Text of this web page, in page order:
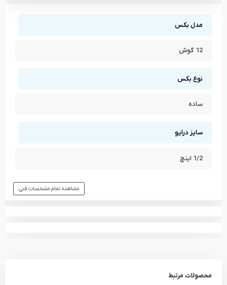
مدل بکس
12 گوش
نوع بکس
ساده
سایز درایو
1/2 اینچ
مشاهده تمام مشخصات فنی
محصولات مرتبط